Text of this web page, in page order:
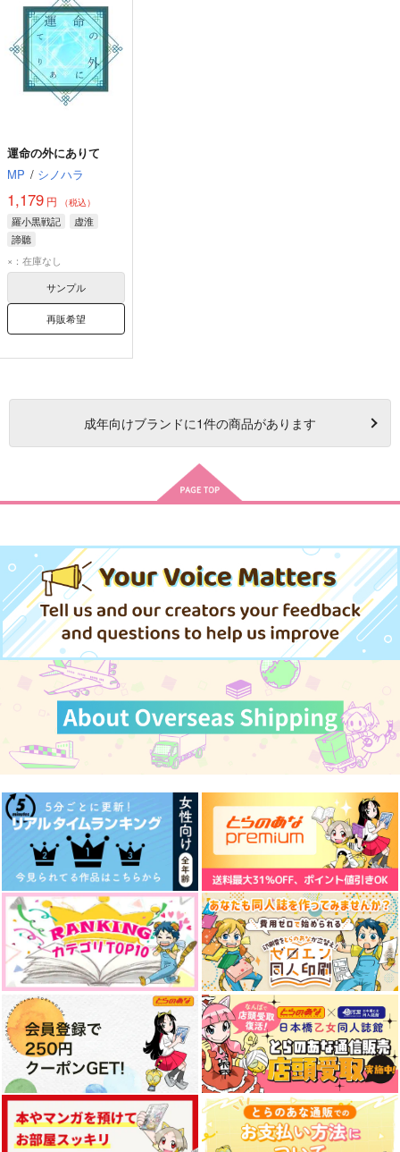
運命の外にありて
MP / シノハラ
1,179 円 （税込）
羅小黒戦記
虚淮
諦聽
×：在庫なし
サンプル
再販希望
成年向けブランドに1件の商品があります